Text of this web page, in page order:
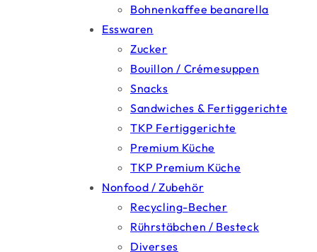
Bohnenkaffee beanarella
Esswaren
Zucker
Bouillon / Crémesuppen
Snacks
Sandwiches & Fertiggerichte
TKP Fertiggerichte
Premium Küche
TKP Premium Küche
Nonfood / Zubehör
Recycling-Becher
Rührstäbchen / Besteck
Diverses